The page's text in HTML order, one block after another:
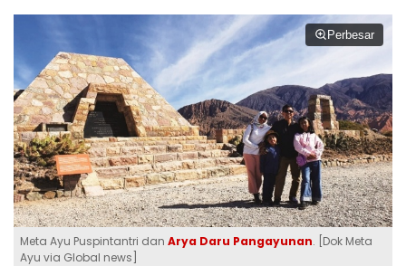
Perbesar
Meta Ayu Puspintantri dan Arya Daru Pangayunan. [Dok Meta
Ayu via Global news]